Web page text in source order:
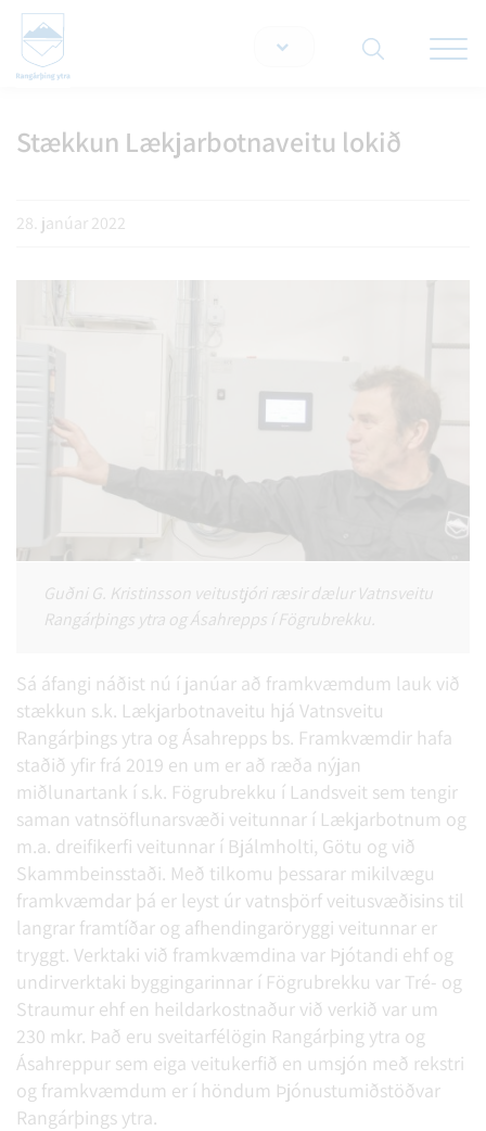
Stækkun Lækjarbotnaveitu lokið
28. janúar 2022
Guðni G. Kristinsson veitustjóri ræsir dælur Vatnsveitu
Rangárþings ytra og Ásahrepps í Fögrubrekku.
Sá áfangi náðist nú í janúar að framkvæmdum lauk við
stækkun s.k. Lækjarbotnaveitu hjá Vatnsveitu
Rangárþings ytra og Ásahrepps bs. Framkvæmdir hafa
staðið yfir frá 2019 en um er að ræða nýjan
miðlunartank í s.k. Fögrubrekku í Landsveit sem tengir
saman vatnsöflunarsvæði veitunnar í Lækjarbotnum og
m.a. dreifikerfi veitunnar í Bjálmholti, Götu og við
Skammbeinsstaði. Með tilkomu þessarar mikilvægu
framkvæmdar þá er leyst úr vatnsþörf veitusvæðisins til
langrar framtíðar og afhendingaröryggi veitunnar er
tryggt. Verktaki við framkvæmdina var Þjótandi ehf og
undirverktaki byggingarinnar í Fögrubrekku var Tré- og
Straumur ehf en heildarkostnaður við verkið var um
230 mkr. Það eru sveitarfélögin Rangárþing ytra og
Ásahreppur sem eiga veitukerfið en umsjón með rekstri
og framkvæmdum er í höndum Þjónustumiðstöðvar
Rangárþings ytra.
Leita á vef